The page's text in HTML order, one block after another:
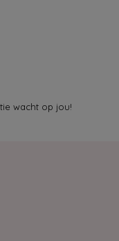
wacht op jou!